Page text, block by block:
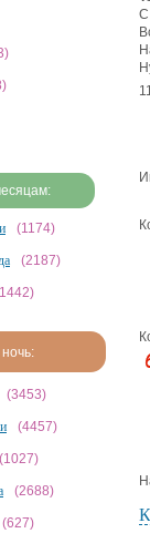
(1174)
(2187)
(3453)
(4457)
(1027)
(2688)
(627)
С